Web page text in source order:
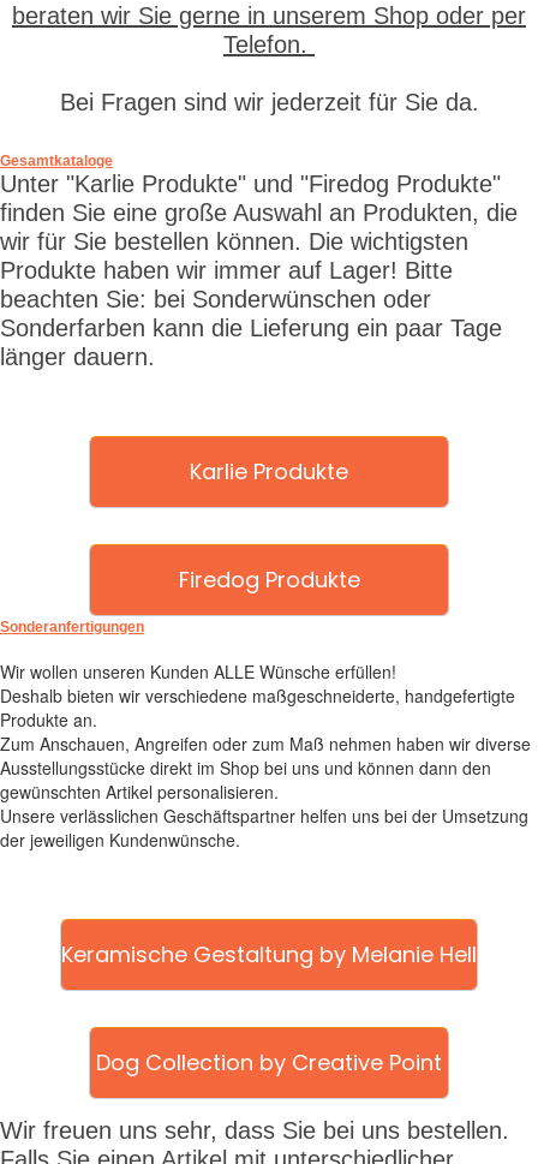
beraten wir Sie gerne in unserem Shop oder per
Telefon.
Bei Fragen sind wir jederzeit für Sie da.
Gesamtkataloge
Unter "Karlie Produkte" und "Firedog Produkte"
finden Sie eine große Auswahl an Produkten, die
wir für Sie bestellen können. Die wichtigsten
Produkte haben wir immer auf Lager! Bitte
beachten Sie: bei Sonderwünschen oder
Sonderfarben kann die Lieferung ein paar Tage
länger dauern.
Karlie Produkte
Firedog Produkte
Sonderanfertigungen
Wir wollen unseren Kunden ALLE Wünsche erfüllen!
Deshalb bieten wir verschiedene maßgeschneiderte, handgefertigte
Produkte an.
Zum Anschauen, Angreifen oder zum Maß nehmen haben wir diverse
Ausstellungsstücke direkt im Shop bei uns und können dann den
gewünschten Artikel personalisieren.
Unsere verlässlichen Geschäftspartner helfen uns bei der Umsetzung
der jeweiligen Kundenwünsche.
Keramische Gestaltung by Melanie Hell
Dog Collection by Creative Point
Wir freuen uns sehr, dass Sie bei uns bestellen.
Falls Sie einen Artikel mit unterschiedlicher